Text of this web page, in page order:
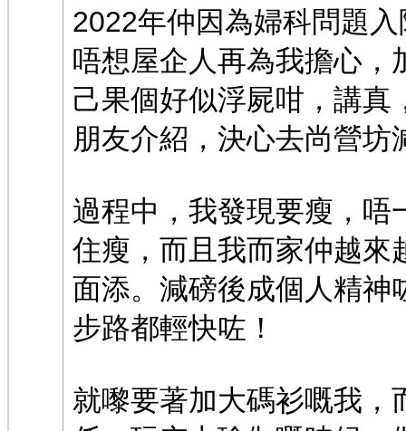
2022年仲因為婦科問題
唔想屋企人再為我擔心，
己果個好似浮屍咁，講
朋友介紹，決心去尚營坊
過程中，我發現要瘦，唔
住瘦，而且我而家仲越來
面添。減磅後成個人精神
步路都輕快咗！
就嚟要著加大碼衫嘅我，